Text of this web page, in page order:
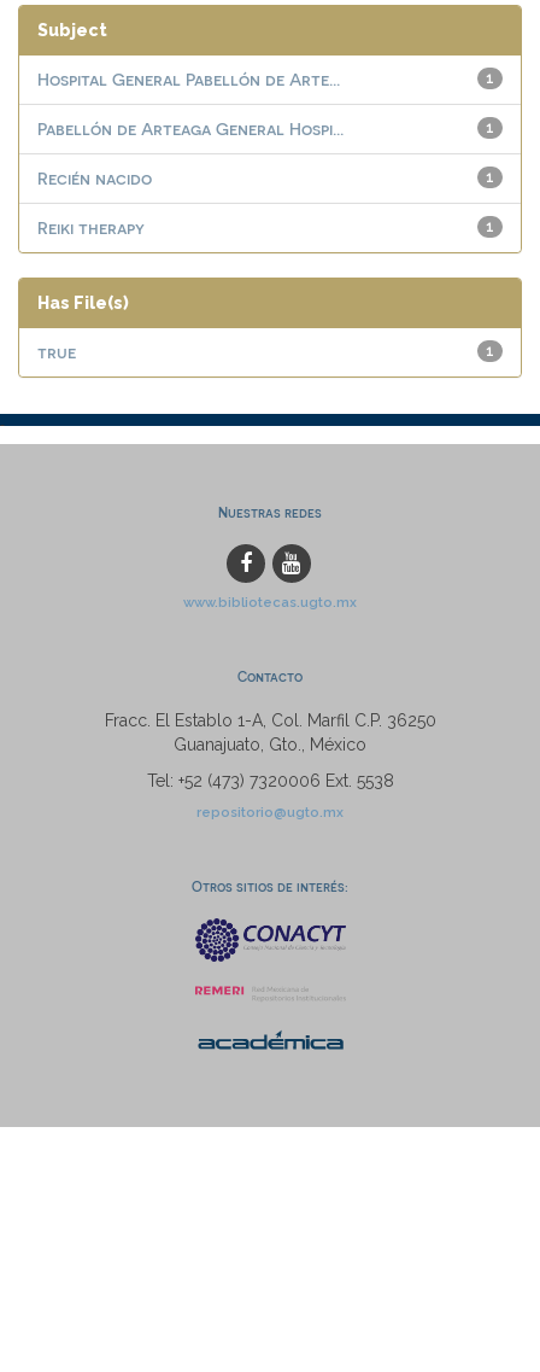
Subject
1
Hospital General Pabellón de Arte...
1
Pabellón de Arteaga General Hospi...
1
Recién nacido
1
Reiki therapy
Has File(s)
1
true
Nuestras redes
www.bibliotecas.ugto.mx
Contacto
Fracc. El Establo 1-A, Col. Marfil C.P. 36250
Guanajuato, Gto., México
Tel: +52 (473) 7320006 Ext. 5538
repositorio@ugto.mx
Otros sitios de interés: